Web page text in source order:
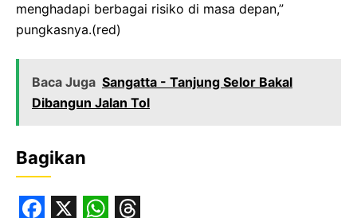
menghadapi berbagai risiko di masa depan,”
pungkasnya.(red)
Baca Juga Sangatta - Tanjung Selor Bakal
Dibangun Jalan Tol
Bagikan